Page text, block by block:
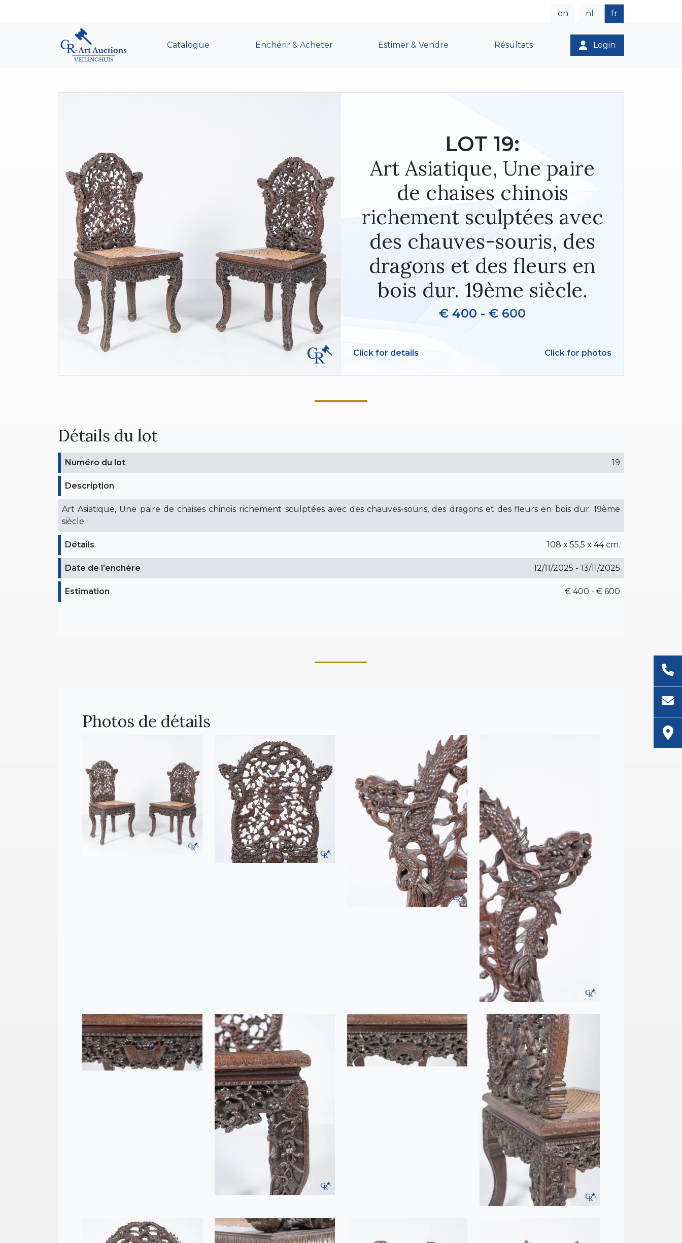
en nl fr
Catalogue Enchérir & Acheter Estimer & Vendre Résultats Login
LOT 19:
Art Asiatique, Une paire
de chaises chinois
richement sculptées avec
des chauves-souris, des
dragons et des fleurs en
bois dur. 19ème siècle.
€ 400 - € 600
Click for details Click for photos
Détails du lot
Numéro du lot 19
Description
Art Asiatique, Une paire de chaises chinois richement sculptées avec des chauves-souris, des dragons et des fleurs en bois dur. 19ème
siècle.
Détails 108 x 55,5 x 44 cm.
Date de l'enchère 12/11/2025 - 13/11/2025
Estimation € 400 - € 600
Photos de détails